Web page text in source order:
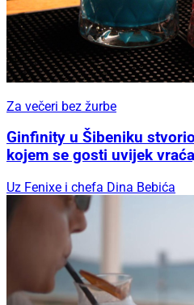
Za večeri bez žurbe
Ginfinity u Šibeniku
kojem se gosti uvijek
Uz Fenixe i chefa Dina Bebića